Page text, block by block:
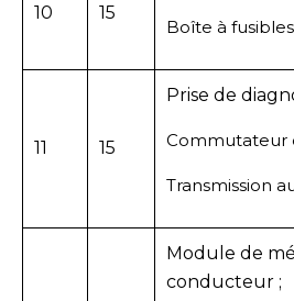
10 15
Boîte à
11 15
Prise de
Commutateur
Transmission
Module de
conducteur ;